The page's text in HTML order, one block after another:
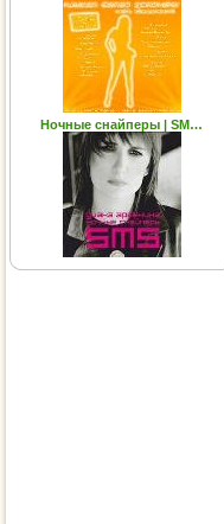
Ночные снайперы | SM…